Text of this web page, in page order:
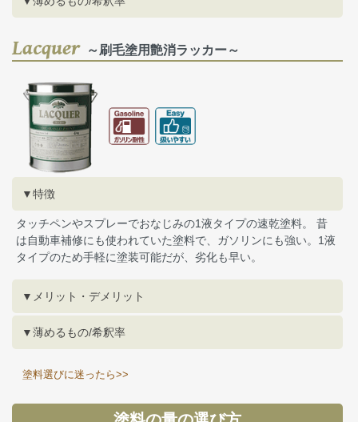
Lacquer～刷毛塗用艶消ラッカー～
▼特徴
タッチペンやスプレーでおなじみの1液タイプの速乾塗料。 昔
は自動車補修にも使われていた塗料で、ガソリンにも強い。1液
タイプのため手軽に塗装可能だが、劣化も早い。
▼メリット・デメリット
▼薄めるもの/希釈率
塗料選びに迷ったら>>